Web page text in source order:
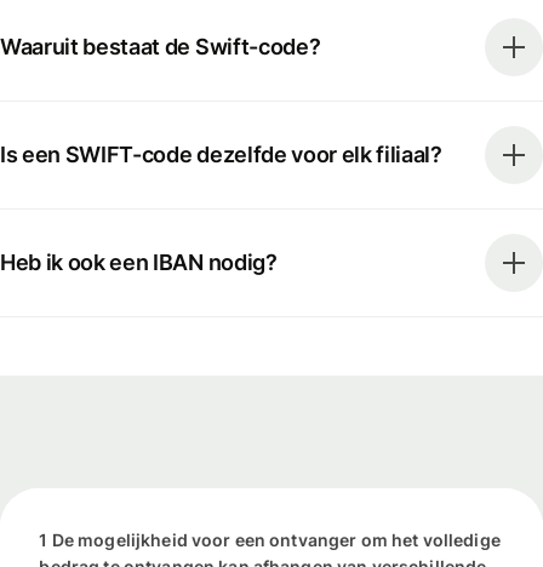
Waaruit bestaat de Swift-code?
Is een SWIFT-code dezelfde voor elk filiaal?
Heb ik ook een IBAN nodig?
1 De mogelijkheid voor een ontvanger om het volledige